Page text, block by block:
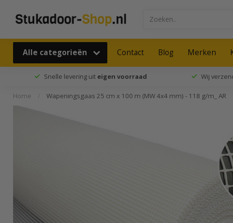
Alle categorieën Contact Blog Merken
Snelle levering uit eigen voorraad Wij
Home Wapeningsgaas 25 cm x 100 m (MW 4x4 mm) - 118 g/m_ AR